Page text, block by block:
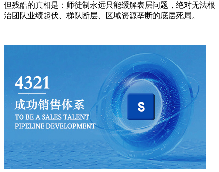
但残酷的真相是：师徒制永远只能缓解表层问题，绝对无法根
治团队业绩起伏、梯队断层、区域资源垄断的底层死局。